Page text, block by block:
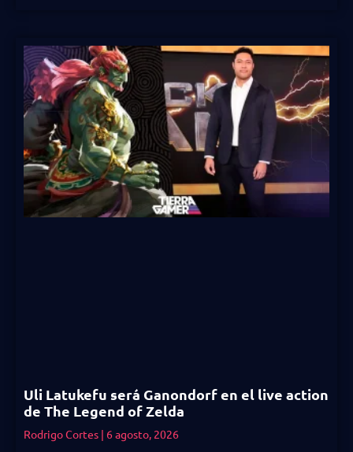
Uli Latukefu será Ganondorf en el live action
de The Legend of Zelda
Rodrigo Cortes 6 agosto, 2026